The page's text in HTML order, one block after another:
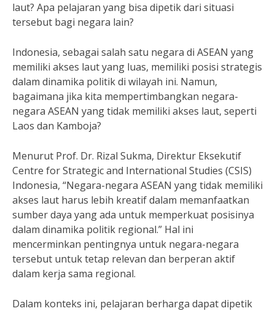
laut? Apa pelajaran yang bisa dipetik dari situasi
tersebut bagi negara lain?
Indonesia, sebagai salah satu negara di ASEAN yang
memiliki akses laut yang luas, memiliki posisi strategis
dalam dinamika politik di wilayah ini. Namun,
bagaimana jika kita mempertimbangkan negara-
negara ASEAN yang tidak memiliki akses laut, seperti
Laos dan Kamboja?
Menurut Prof. Dr. Rizal Sukma, Direktur Eksekutif
Centre for Strategic and International Studies (CSIS)
Indonesia, “Negara-negara ASEAN yang tidak memiliki
akses laut harus lebih kreatif dalam memanfaatkan
sumber daya yang ada untuk memperkuat posisinya
dalam dinamika politik regional.” Hal ini
mencerminkan pentingnya untuk negara-negara
tersebut untuk tetap relevan dan berperan aktif
dalam kerja sama regional.
Dalam konteks ini, pelajaran berharga dapat dipetik